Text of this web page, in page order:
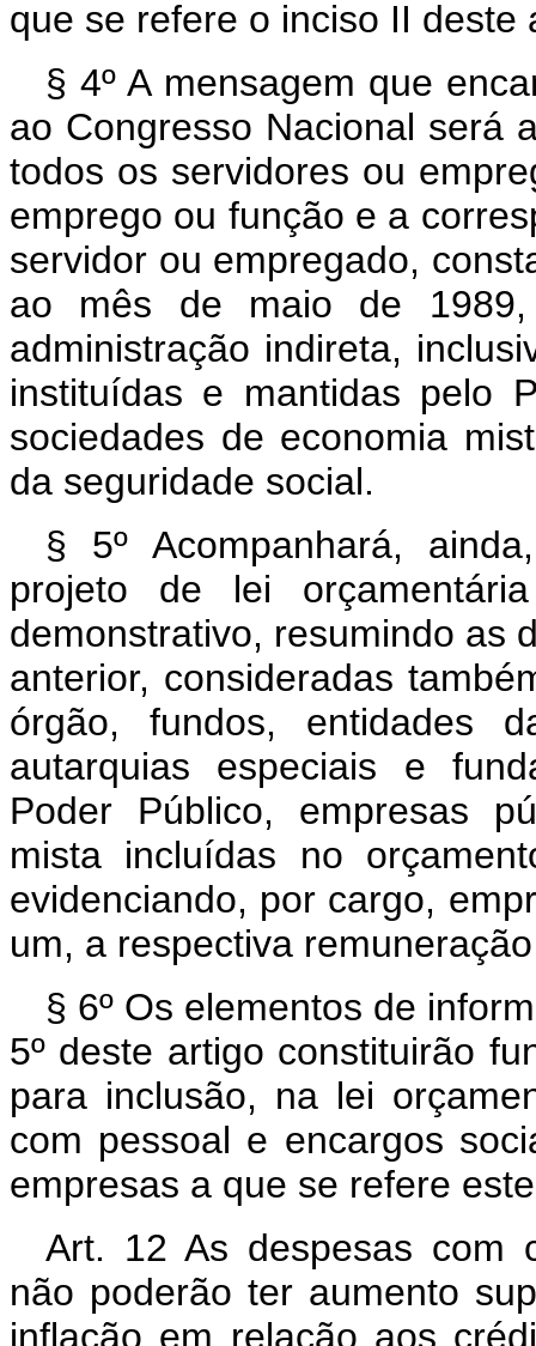
que se refere o inciso II deste
§ 4º A mensagem que
ao Congresso Nacional será
todos os servidores ou
emprego ou função e a
servidor ou empregado,
ao mês de maio de
administração indireta,
instituídas e mantidas pelo
sociedades de economia
da seguridade social.
§ 5º Acompanhará,
projeto de lei
demonstrativo, resumindo as
anterior, consideradas
órgão, fundos, entidades
autarquias especiais e
Poder Público, empresas
mista incluídas no
evidenciando, por cargo,
um, a respectiva
§ 6º Os elementos de
5º deste artigo constituirão
para inclusão, na lei
com pessoal e encargos
empresas a que se refere
Art. 12 As despesas com
não poderão ter aumento
inflação em relação aos